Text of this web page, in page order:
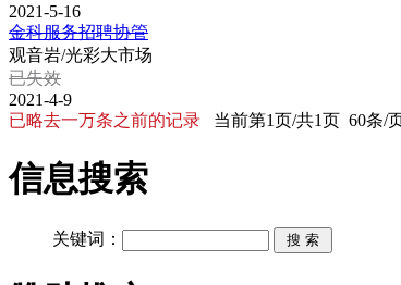
2021-5-16
金科服务招聘协管
观音岩/光彩大市场
已失效
2021-4-9
已略去一万条之前的记录
当前第1页/共1页 60条
信息搜索
关键词：